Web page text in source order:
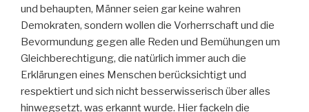
und behaupten, Männer seien gar keine wahren
Demokraten, sondern wollen die Vorherrschaft und die
Bevormundung gegen alle Reden und Bemühungen um
Gleichberechtigung, die natürlich immer auch die
Erklärungen eines Menschen berücksichtigt und
respektiert und sich nicht besserwisserisch über alles
hinwegsetzt, was erkannt wurde. Hier fackeln die